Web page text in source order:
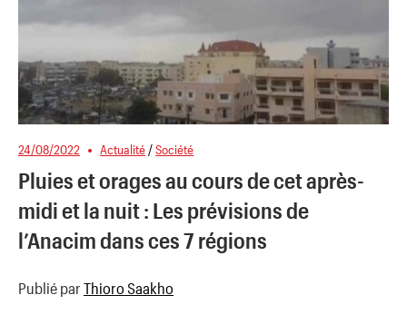
24/08/2022 Actualité /Société
Pluies et orages au cours de cet après-
midi et la nuit : Les prévisions de
l’Anacim dans ces 7 régions
Publié par Thioro Saakho